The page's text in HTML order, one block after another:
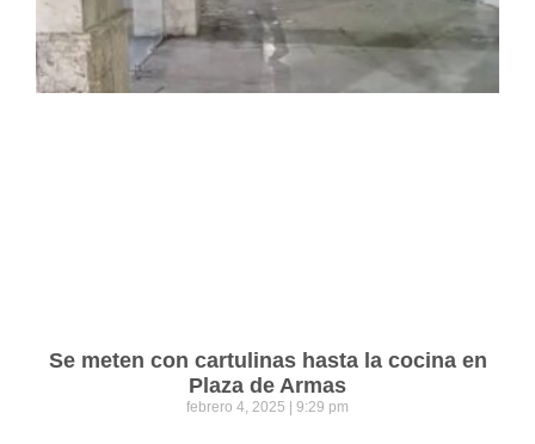
Se meten con cartulinas hasta la cocina en
Plaza de Armas
febrero 4, 2025 9:29 pm